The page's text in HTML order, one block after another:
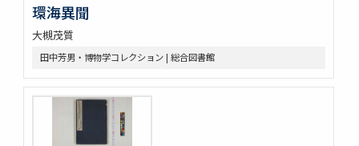
環海異聞
大槻茂質
田中芳男・博物学コレクション | 総合図書館